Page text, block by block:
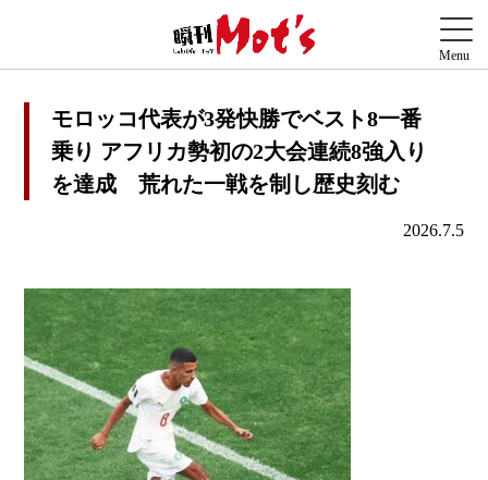
モロッコ代表が3発快勝でベスト8一番
乗り アフリカ勢初の2大会連続8強入り
を達成 荒れた一戦を制し歴史刻む
2026.7.5